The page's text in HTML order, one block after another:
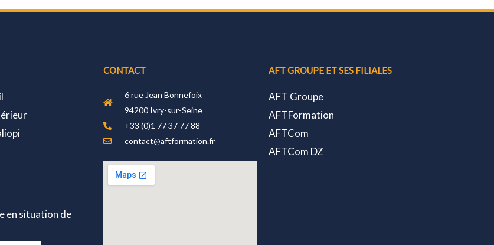
en situation de
CONTACT
6 rue Jean Bonnefoix
94200 Ivry-sur-Seine
+33 (0)1 77 37 77 88
contact@aftformation.fr
AFT GROUPE ET SES FILIALES
AFT Groupe
AFTFormation
AFTCom
AFTCom DZ